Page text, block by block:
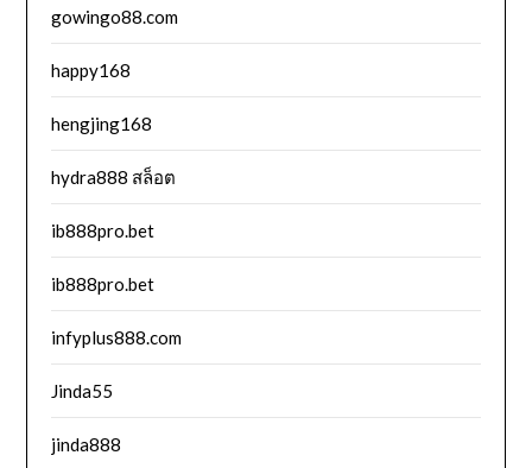
gowingo88.com
happy168
hengjing168
hydra888 สล็อต
ib888pro.bet
ib888pro.bet
infyplus888.com
Jinda55
jinda888